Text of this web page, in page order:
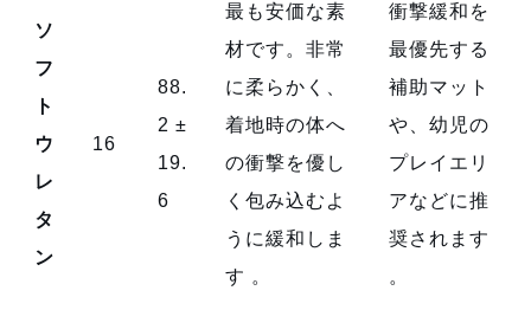
ソ
フ
ト
ウ
レ
タ
ン
16
88.
2 ±
19.
6
最も安価な素
材です。非常
に柔らかく、
着地時の体へ
の衝撃を優し
く包み込むよ
うに緩和しま
す 。
衝撃緩和を
最優先する
補助マット
や、幼児の
プレイエリ
アなどに推
奨されます
。